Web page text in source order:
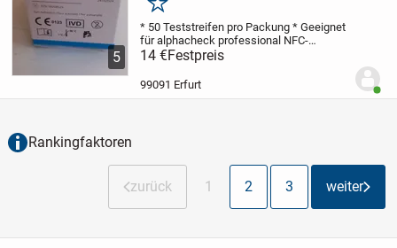
5
Merken
* 50 Teststreifen pro Packung* Geeignet
für alphacheck professional NFC-
Blutzuckermessgeräte
vorgesehen
Oktober 2027
14 €Festpreis
99091 Erfurt
Rankingfaktoren
zurück 1 2 3 weiter